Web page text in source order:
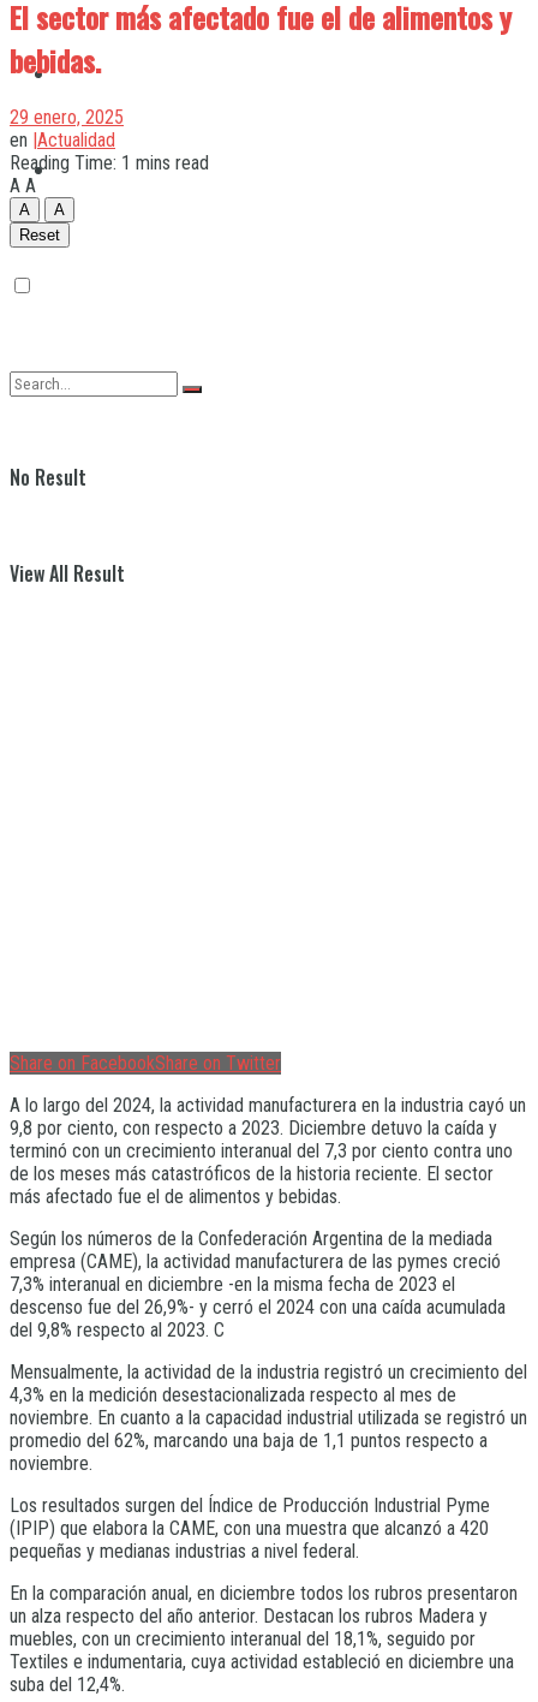
Quilmes
Varela
No Result
View All Result
El sector más afectado fue el de alimentos y
bebidas.
29 enero, 2025
en |Actualidad
Reading Time: 1 mins read
A A
A
A
Reset
Share on FacebookShare on Twitter
A lo largo del 2024, la actividad manufacturera en la industria cayó un
9,8 por ciento, con respecto a 2023. Diciembre detuvo la caída y
terminó con un crecimiento interanual del 7,3 por ciento contra uno
de los meses más catastróficos de la historia reciente. El sector
más afectado fue el de alimentos y bebidas.
Según los números de la Confederación Argentina de la mediada
empresa (CAME), la actividad manufacturera de las pymes creció
7,3% interanual en diciembre -en la misma fecha de 2023 el
descenso fue del 26,9%- y cerró el 2024 con una caída acumulada
del 9,8% respecto al 2023. C
Mensualmente, la actividad de la industria registró un crecimiento del
4,3% en la medición desestacionalizada respecto al mes de
noviembre. En cuanto a la capacidad industrial utilizada se registró un
promedio del 62%, marcando una baja de 1,1 puntos respecto a
noviembre.
Los resultados surgen del Índice de Producción Industrial Pyme
(IPIP) que elabora la CAME, con una muestra que alcanzó a 420
pequeñas y medianas industrias a nivel federal.
En la comparación anual, en diciembre todos los rubros presentaron
un alza respecto del año anterior. Destacan los rubros Madera y
muebles, con un crecimiento interanual del 18,1%, seguido por
Textiles e indumentaria, cuya actividad estableció en diciembre una
suba del 12,4%.